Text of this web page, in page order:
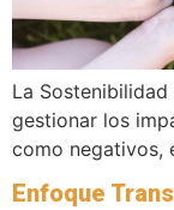
La
gestionar los
como negativos,
Enfoque